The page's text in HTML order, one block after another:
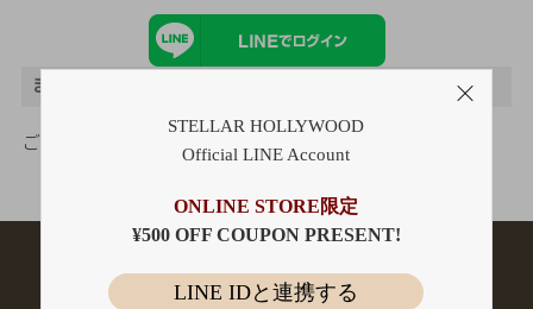
まだご登録がお済みでないお客様
ご購入金額の3％をポイント還元
STELLAR HOLLYWOOD
Official LINE Account
ONLINE STORE限定
¥500 OFF COUPON PRESENT!
LINE IDと連携する